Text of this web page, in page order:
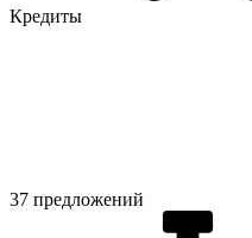
Кредиты
37 предложений